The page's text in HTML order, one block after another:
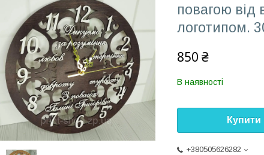
повагою від
логотипом.
850 ₴
В наявності
Купити
+380505626282